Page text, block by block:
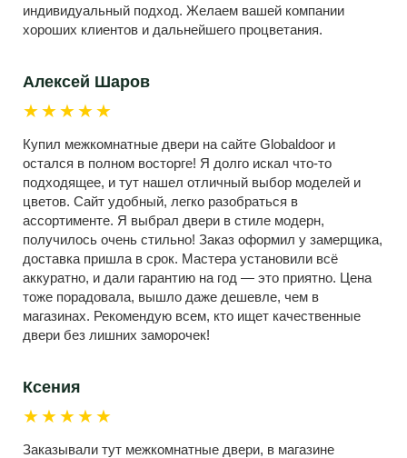
индивидуальный подход. Желаем вашей компании
хороших клиентов и дальнейшего процветания.
Алексей Шаров
★★★★★
Купил межкомнатные двери на сайте Globaldoor и
остался в полном восторге! Я долго искал что-то
подходящее, и тут нашел отличный выбор моделей и
цветов. Сайт удобный, легко разобраться в
ассортименте. Я выбрал двери в стиле модерн,
получилось очень стильно! Заказ оформил у замерщика,
доставка пришла в срок. Мастера установили всё
аккуратно, и дали гарантию на год — это приятно. Цена
тоже порадовала, вышло даже дешевле, чем в
магазинах. Рекомендую всем, кто ищет качественные
двери без лишних заморочек!
Ксения
★★★★★
Заказывали тут межкомнатные двери, в магазине